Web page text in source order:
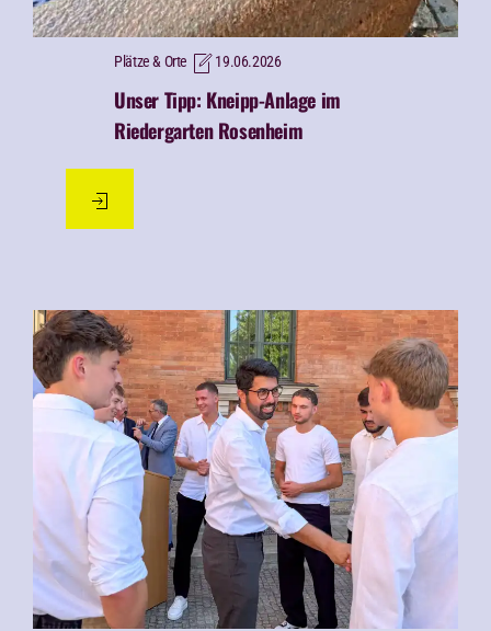
Plätze & Orte 19.06.2026
Unser Tipp: Kneipp-Anlage im
Riedergarten Rosenheim